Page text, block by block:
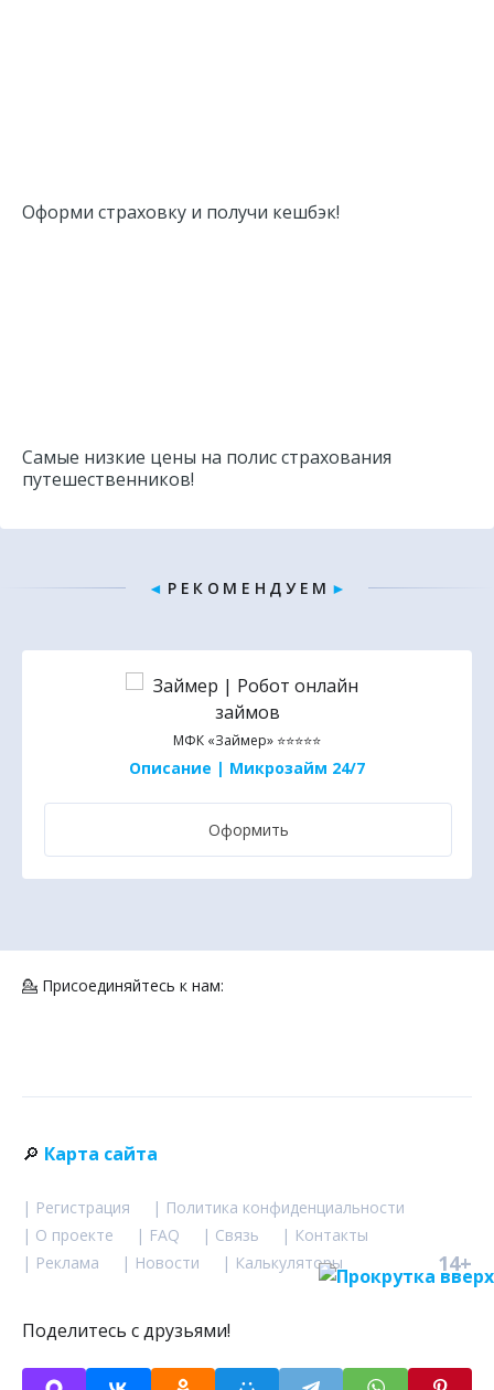
Оформи страховку и получи кешбэк!
Самые низкие цены на полис страхования
путешественников!
◄ Р Е К О М Е Н Д У Е М ►
МФК «Займер» ⭐⭐⭐⭐⭐
Описание | Микрозайм 24/7
Оформить
💁 Присоединяйтесь к нам:
🔎 Карта сайта
| Регистрация
| Политика конфиденциальности
| О проекте
| FAQ | Связь
| Контакты
| Реклама
| Новости | Калькуляторы 14+
Поделитесь с друзьями!